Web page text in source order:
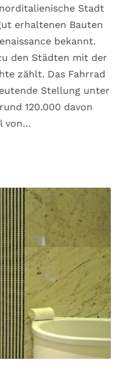
Stadt
erhaltenen Bauten
bekannt.
den Städten mit der
zählt. Das Fahrrad
Stellung unter
120.000 davon
von…